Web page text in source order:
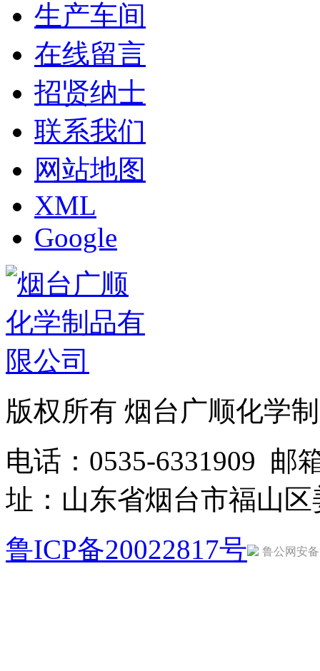
生产车间
在线留言
招贤纳士
联系我们
网站地图
XML
Google
版权所有 烟台广顺化学
电话：0535-6331909 邮
址：山东省烟台市福山
鲁ICP备20022817号
鲁公网安备